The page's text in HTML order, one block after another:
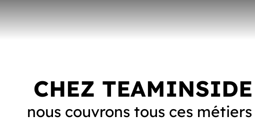
CHEZ TEAMINSIDE
nous couvrons tous ces métiers